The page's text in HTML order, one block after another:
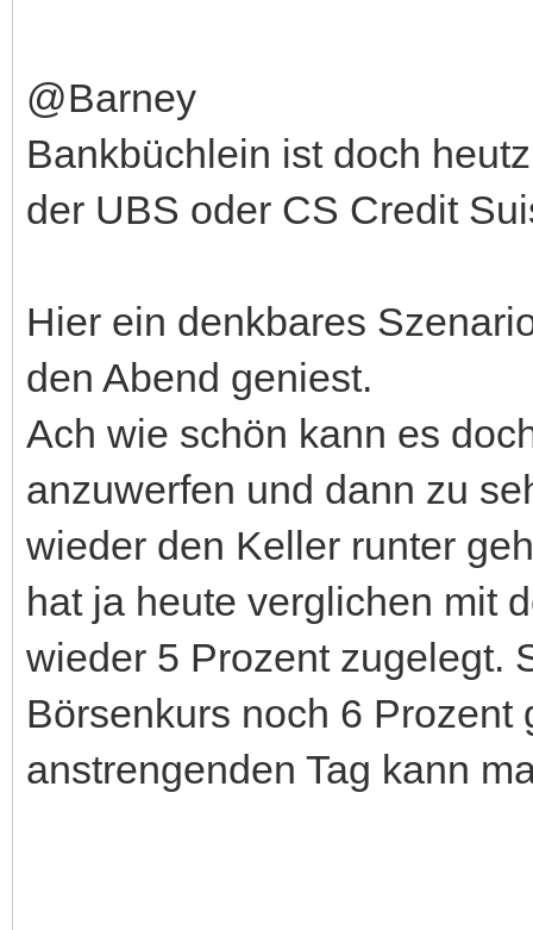
@Barney
Bankbüchlein ist doch
der UBS oder CS Credit
Hier ein denkbares
den Abend geniest.
Ach wie schön kann es
anzuwerfen und dann zu
wieder den Keller runter
hat ja heute verglichen mit
wieder 5 Prozent zugelegt.
Börsenkurs noch 6
anstrengenden Tag kann